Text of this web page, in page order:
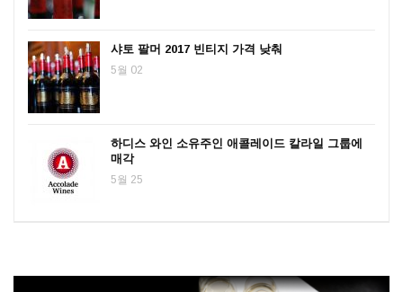
샤토 팔머 2017 빈티지 가격 낮춰
5월 02
하디스 와인 소유주인 애콜레이드 칼라일 그룹에
매각
5월 25